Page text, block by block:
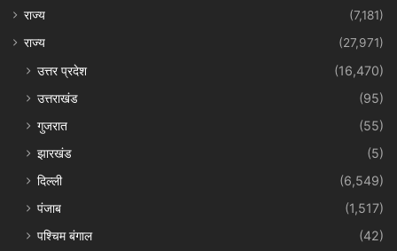
राज्य
(7,181)
राज्य
(27,971)
उत्तर प्रदेश
(16,470)
उत्तराखंड
(95)
गुजरात
(55)
झारखंड
(5)
दिल्ली
(6,549)
पंजाब
(1,517)
पश्चिम बंगाल
(42)